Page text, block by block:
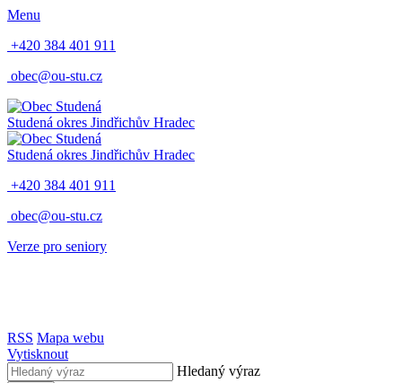
Menu
+420 384 401 911
obec@ou-stu.cz
Studená okres Jindřichův Hradec
Studená okres Jindřichův Hradec
+420 384 401 911
obec@ou-stu.cz
Verze pro seniory
RSS Mapa webu
Vytisknout
Hledaný výraz